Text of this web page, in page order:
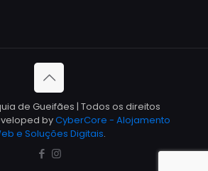
de Gueifães | Todos os direitos
byCyberCore - Alojamento
e Soluções Digitais.